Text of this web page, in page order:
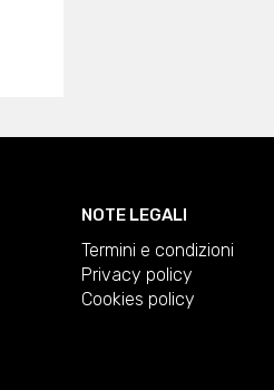
NOTE LEGALI
Termini e condizioni
Privacy policy
Cookies policy